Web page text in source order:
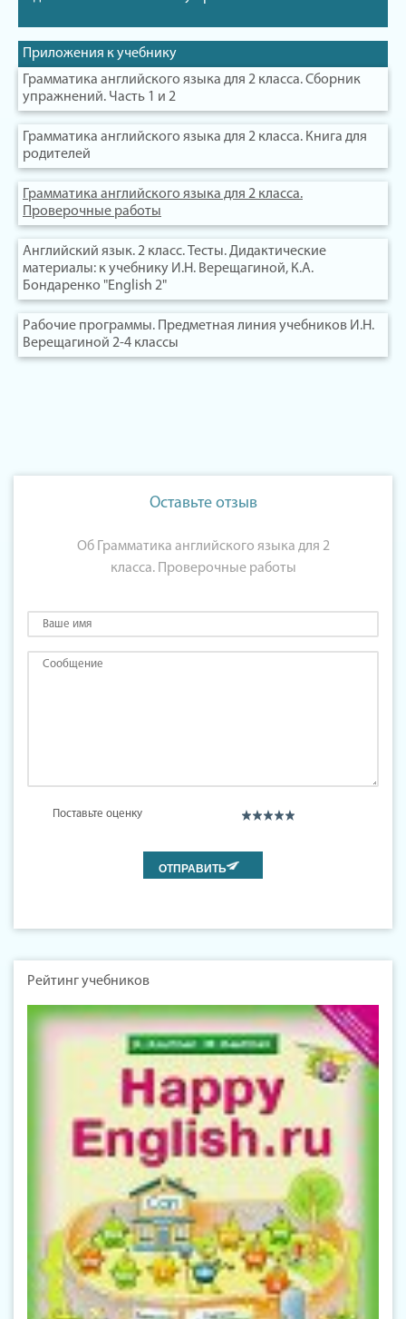
Приложения к учебнику
Грамматика английского языка для 2 класса. Сборник
упражнений. Часть 1 и 2
Грамматика английского языка для 2 класса. Книга для
родителей
Грамматика английского языка для 2 класса.
Проверочные работы
Английский язык. 2 класс. Тесты. Дидактические
материалы: к учебнику И.Н. Верещагиной, К.А.
Бондаренко "English 2"
Рабочие программы. Предметная линия учебников И.Н.
Верещагиной 2-4 классы
Оставьте отзыв
Об Грамматика английского языка для 2
класса. Проверочные работы
Поставьте оценку
Рейтинг учебников